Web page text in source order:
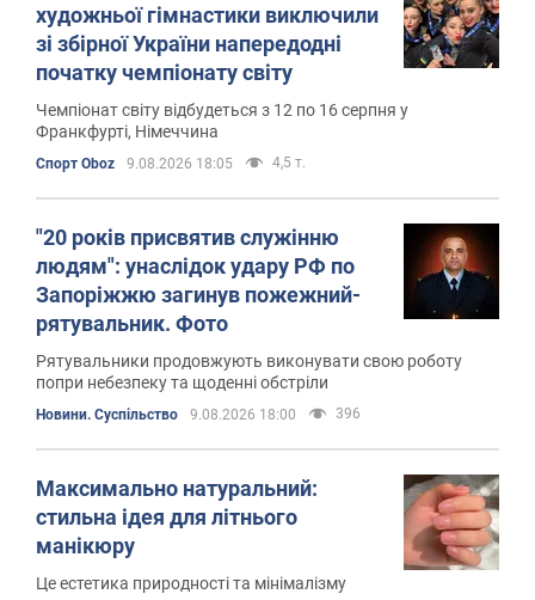
художньої гімнастики виключили
зі збірної України напередодні
початку чемпіонату світу
Чемпіонат світу відбудеться з 12 по 16 серпня у
Франкфурті, Німеччина
Спорт Oboz 9.08.2026 18:05 4,5 т.
"20 років присвятив служінню
людям": унаслідок удару РФ по
Запоріжжю загинув пожежний-
рятувальник. Фото
Рятувальники продовжують виконувати свою роботу
попри небезпеку та щоденні обстріли
Новини. Суспільство 9.08.2026 18:00 396
Максимально натуральний:
стильна ідея для літнього
манікюру
Це естетика природності та мінімалізму